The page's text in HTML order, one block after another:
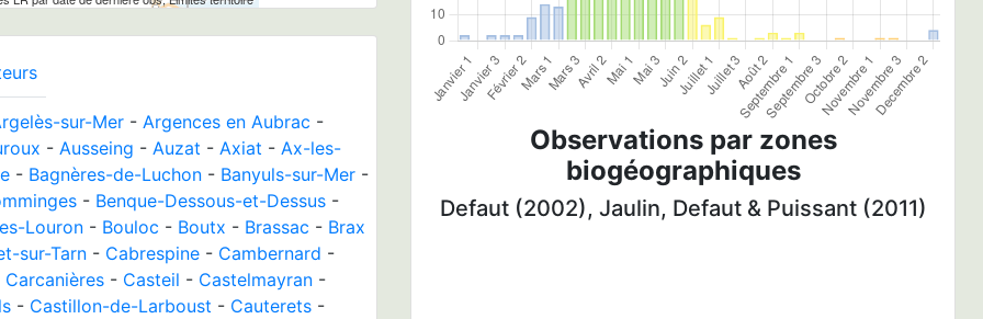
sur-Mer - Argences en Aubrac -
- Ausseing - Auzat - Axiat - Ax-les-
- Bagnères-de-Luchon - Banyuls-sur-Mer -
- Benque-Dessous-et-Dessus -
Louron - Bouloc - Boutx - Brassac - Brax
sur-Tarn - Cabrespine - Cambernard -
Carcanières - Casteil - Castelmayran -
- Castillon-de-Larboust - Cauterets -
Observations par zones
biogéographiques
Defaut (2002), Jaulin, Defaut & Puissant (2011)